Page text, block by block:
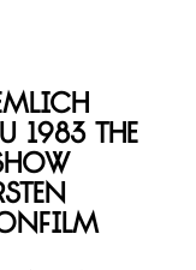
The